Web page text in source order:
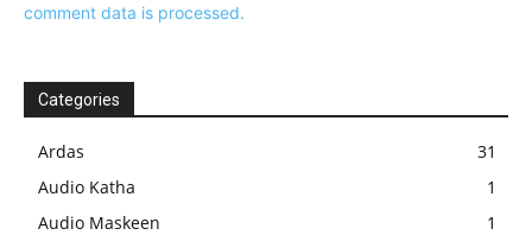
comment data is processed.
Categories
Ardas
31
Audio Katha
1
Audio Maskeen
1